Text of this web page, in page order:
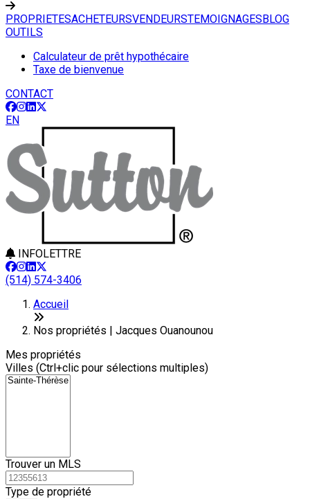
PROPRIETESACHETEURSVENDEURSTEMOIGNAGESBLOG
OUTILS
Calculateur de prêt hypothécaire
Taxe de bienvenue
CONTACT
EN
INFOLETTRE
(514) 574-3406
+
−
Accueil
Nos propriétés | Jacques Ouanounou
Mes propriétés
Villes (Ctrl+clic pour sélections multiples)
Trouver un MLS
Type de propriété